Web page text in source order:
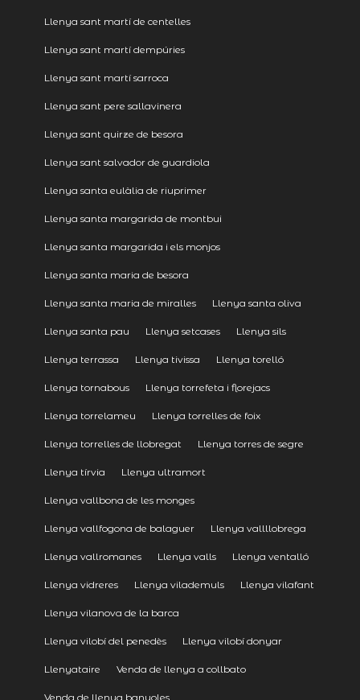
Llenya sant martí de centelles
Llenya sant martí dempúries
Llenya sant martí sarroca
Llenya sant pere sallavinera
Llenya sant quirze de besora
Llenya sant salvador de guardiola
Llenya santa eulàlia de riuprimer
Llenya santa margarida de montbui
Llenya santa margarida i els monjos
Llenya santa maria de besora
Llenya santa maria de miralles Llenya santa oliva
Llenya santa pau Llenya setcases Llenya sils
Llenya terrassa Llenya tivissa Llenya torelló
Llenya tornabous Llenya torrefeta i florejacs
Llenya torrelameu Llenya torrelles de foix
Llenya torrelles de llobregat Llenya torres de segre
Llenya tírvia Llenya ultramort
Llenya vallbona de les monges
Llenya vallfogona de balaguer Llenya vallllobrega
Llenya vallromanes Llenya valls Llenya ventalló
Llenya vidreres Llenya vilademuls Llenya vilafant
Llenya vilanova de la barca
Llenya vilobí del penedès Llenya vilobí donyar
Llenyataire Venda de llenya a collbato
Venda de llenya banyoles